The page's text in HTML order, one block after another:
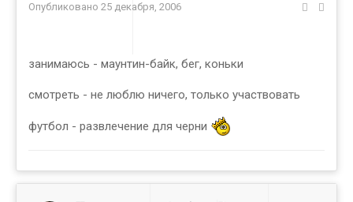
Опубликовано 25 декабря, 2006
занимаюсь - маунтин-байк, бег, коньки
смотреть - не люблю ничего, только участвовать
футбол - развлечение для черни